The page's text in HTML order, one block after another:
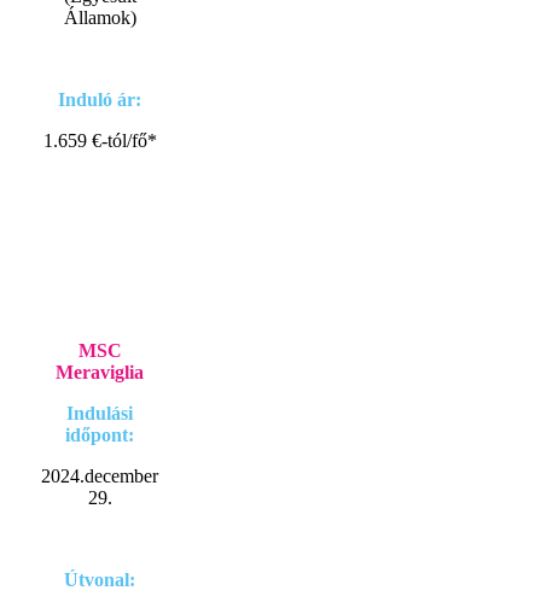
Államok)
Induló ár:
1.659 €-tól/fő*
MSC
Meraviglia
Indulási
időpont:
2024.december
29.
Útvonal: